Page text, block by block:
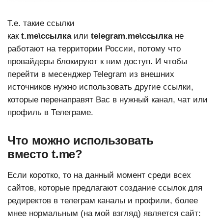
Т.е. такие ссылки
как t.me\ссылкаили telegram.me\ссылкане
работают на территории России, потому что
провайдеры блокируют к ним доступ. И чтобы
перейти в месенджер Telegram из внешних
источников нужно использовать другие ссылки,
которые перенаправят Вас в нужный канал, чат или
профиль в Телеграме.
Что можно использовать
вместо t.me?
Если коротко, то на данный момент среди всех
сайтов, которые предлагают создание ссылок для
редиректов в телеграм каналы и профили, более
мнее нормальным (на мой взгляд) является сайт: